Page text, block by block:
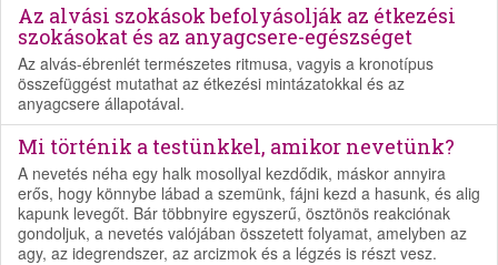
Az alvási szokások befolyásolják az étkezési
szokásokat és az anyagcsere-egészséget
Az alvás-ébrenlét természetes ritmusa, vagyis a kronotípus
összefüggést mutathat az étkezési mintázatokkal és az
anyagcsere állapotával.
Mi történik a testünkkel, amikor nevetünk?
A nevetés néha egy halk mosollyal kezdődik, máskor annyira
erős, hogy könnybe lábad a szemünk, fájni kezd a hasunk, és alig
kapunk levegőt. Bár többnyire egyszerű, ösztönös reakciónak
gondoljuk, a nevetés valójában összetett folyamat, amelyben az
agy, az idegrendszer, az arcizmok és a légzés is részt vesz.